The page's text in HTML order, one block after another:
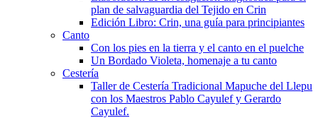
plan de salvaguardia del Tejido en Crin
Edición Libro: Crin, una guía para principiantes
Canto
Con los pies en la tierra y el canto en el puelche
Un Bordado Violeta, homenaje a tu canto
Cestería
Taller de Cestería Tradicional Mapuche del Llepu
con los Maestros Pablo Cayulef y Gerardo
Cayulef.